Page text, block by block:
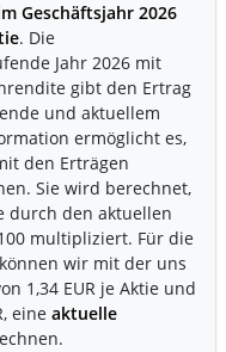
Geschäftsjahr 2026
. Die
Jahr 2026 mit
gibt den Ertrag
und aktuellem
ermöglicht es,
den Erträgen
Sie wird berechnet,
durch den aktuellen
multipliziert. Für die
können wir mit der uns
1,34 EUR je Aktie und
eine aktuelle